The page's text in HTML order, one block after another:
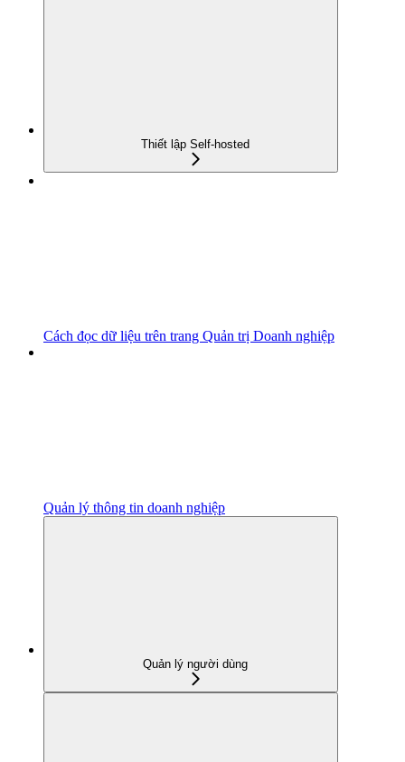
Thiết lập Self-hosted
Cách đọc dữ liệu trên trang Quản trị Doanh nghiệp
Quản lý thông tin doanh nghiệp
Quản lý người dùng